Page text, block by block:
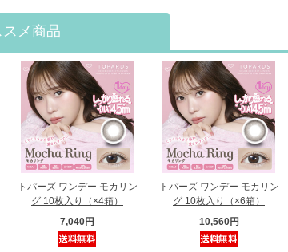
スメ商品
トパーズ ワンデー モカリン
グ 10枚入り（×4箱）
7,040円
トパーズ ワンデー モカリン
グ 10枚入り（×6箱）
10,560円